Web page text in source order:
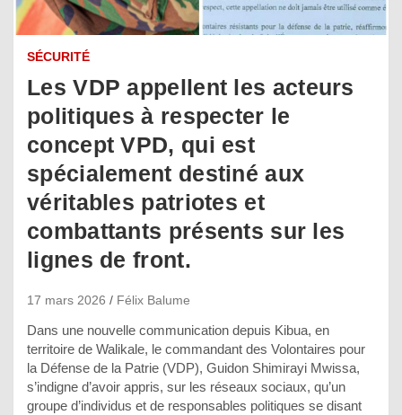
SÉCURITÉ
Les VDP appellent les acteurs
politiques à respecter le
concept VPD, qui est
spécialement destiné aux
véritables patriotes et
combattants présents sur les
lignes de front.
17 mars 2026 Félix Balume
Dans une nouvelle communication depuis Kibua, en
territoire de Walikale, le commandant des Volontaires pour
la Défense de la Patrie (VDP), Guidon Shimirayi Mwissa,
s’indigne d’avoir appris, sur les réseaux sociaux, qu’un
groupe d’individus et de responsables politiques se disant